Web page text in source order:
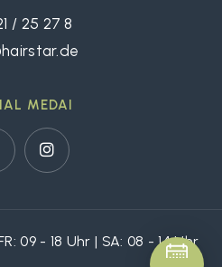
/ 25 27 8
MEDAI
09 - 18 Uhr | SA: 08 - 14 Uhr